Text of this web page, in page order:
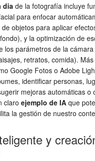
dia de la fotografía incluye
para enfocar
objetos para aplicar
y la optimización de
los parámetros de la
retratos, comida).
Google Fotos o Adobe
identificar personas,
mejoras automáticas o
claro ejemplo de IA que
la gestión de nuestro
y